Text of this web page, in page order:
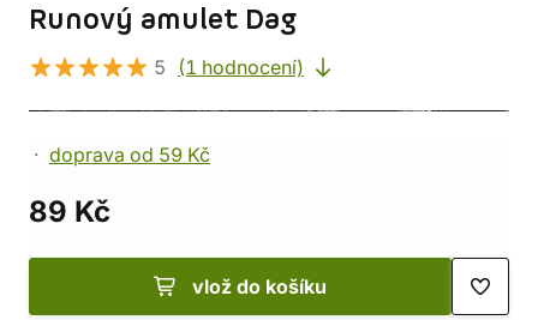
Runový amulet Dag
5 (1 hodnocení)
doprava od 59 Kč
89 Kč
vlož do košíku